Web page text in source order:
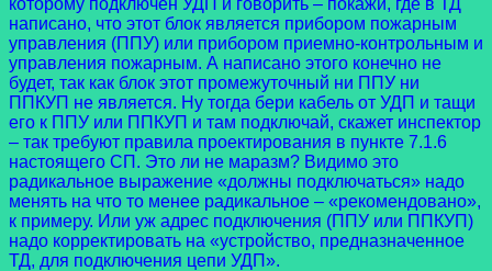
написано, что этот блок является прибором пожарным
управления (ППУ) или прибором приемно-контрольным и
управления пожарным. А написано этого конечно не
будет, так как блок этот промежуточный ни ППУ ни
ППКУП не является. Ну тогда бери кабель от УДП и тащи
его к ППУ или ППКУП и там подключай, скажет инспектор
– так требуют правила проектирования в пункте 7.1.6
настоящего СП. Это ли не маразм? Видимо это
радикальное выражение «должны подключаться» надо
менять на что то менее радикальное – «рекомендовано»,
к примеру. Или уж адрес подключения (ППУ или ППКУП)
надо корректировать на «устройство, предназначенное
ТД, для подключения цепи УДП».